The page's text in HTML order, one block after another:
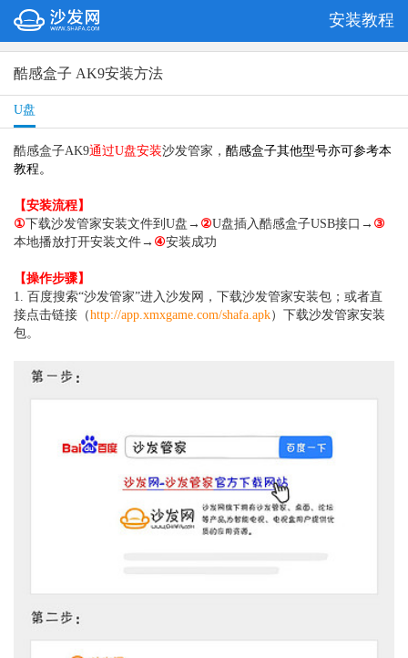
安装教程
酷感盒子 AK9安装方法
U盘
酷感盒子AK9通过U盘安装沙发管家， 酷感盒子其他型号亦可参考本
教程。
【安装流程】
①下载沙发管家安装文件到U盘→ ②U盘插入酷感盒子USB接口→ ③
本地播放打开安装文件→ ④安装成功
【操作步骤】
1. 百度搜索“沙发管家”进入沙发网，下载沙发管家安装包；或者直
接点击链接（http://app.xmxgame.com/shafa.apk）下载沙发管家安装
包。